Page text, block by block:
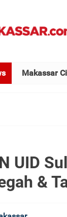
Makassar
UID
&